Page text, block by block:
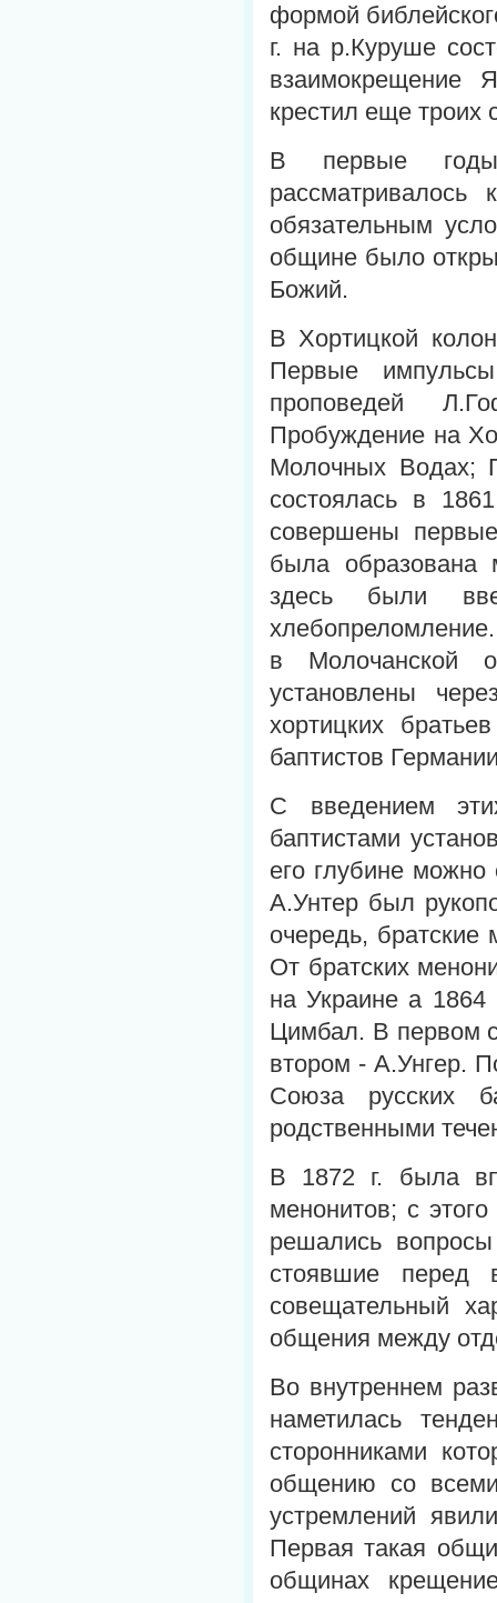
формой
г. на р.Куруше
взаимокрещение
крестил еще троих
В первые годы
обязательным
общине было
Божий.
В Хортицкой
Первые
проповедей
Пробуждение на
Молочных Водах;
состоялась в
совершены
была образована
здесь были
в Молочанской
установлены
хортицких
баптистов
С введением
баптистами
его глубине
А.Унтер был
очередь, братские
От братских
на Украине а 1864
Цимбал. В первом
втором - А.Унгер.
Союза русских
родственными
В 1872 г. была
менонитов; с
решались
стоявшие перед
совещательный
общения между
Во внутреннем
наметилась
сторонниками
общению со всеми
устремлений
Первая такая
общинах